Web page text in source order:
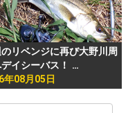
リベンジに再び大野川周
イシーバス！ …
年08月05日